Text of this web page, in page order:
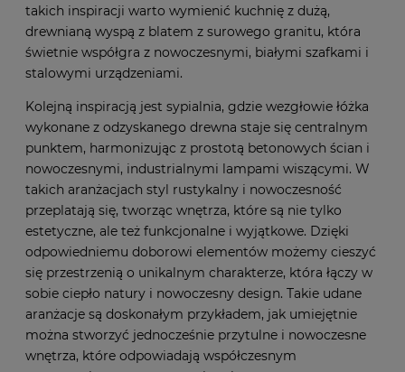
takich inspiracji warto wymienić kuchnię z dużą,
drewnianą wyspą z blatem z surowego granitu, która
świetnie współgra z nowoczesnymi, białymi szafkami i
stalowymi urządzeniami.
Kolejną inspiracją jest sypialnia, gdzie wezgłowie łóżka
wykonane z odzyskanego drewna staje się centralnym
punktem, harmonizując z prostotą betonowych ścian i
nowoczesnymi, industrialnymi lampami wiszącymi. W
takich aranżacjach styl rustykalny i nowoczesność
przeplatają się, tworząc wnętrza, które są nie tylko
estetyczne, ale też funkcjonalne i wyjątkowe. Dzięki
odpowiedniemu doborowi elementów możemy cieszyć
się przestrzenią o unikalnym charakterze, która łączy w
sobie ciepło natury i nowoczesny design. Takie udane
aranżacje są doskonałym przykładem, jak umiejętnie
można stworzyć jednocześnie przytulne i nowoczesne
wnętrza, które odpowiadają współczesnym